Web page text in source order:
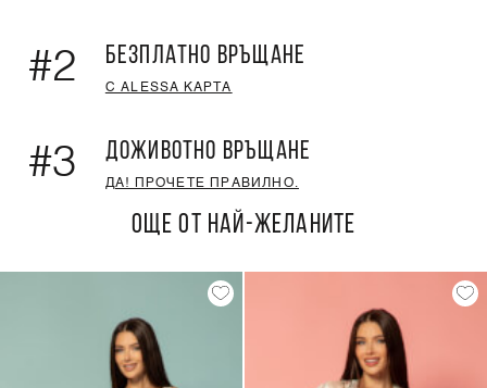
#2 БЕЗПЛАТНО ВРЪЩАНЕ
С ALESSA КАРТА
#3 ДОЖИВОТНО ВРЪЩАНЕ
ДА! ПРОЧЕТЕ ПРАВИЛНО.
ОЩЕ ОТ НАЙ-ЖЕЛАНИТЕ